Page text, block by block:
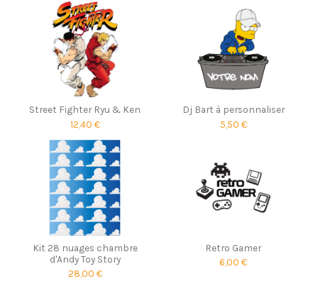
Street Fighter Ryu & Ken
12,40 €
Dj Bart à personnaliser
5,50 €
Kit 28 nuages chambre
d'Andy Toy Story
28,00 €
Retro Gamer
6,00 €